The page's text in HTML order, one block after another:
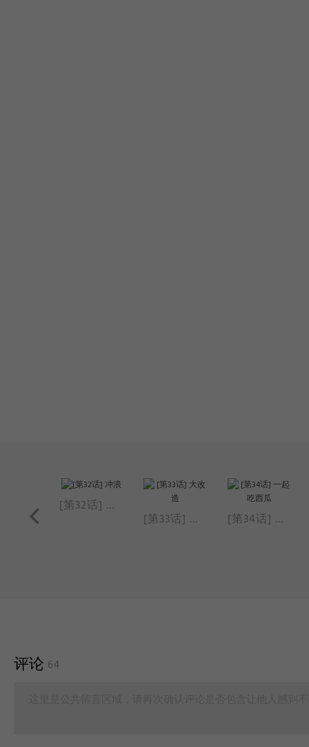
[第32话] 冲浪
[第33话] 大改造 [第34话] 一起吃西瓜
评论 64